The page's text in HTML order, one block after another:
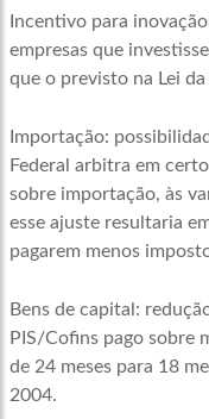
Incentivo para
empresas que
que o previsto na Lei
Importação:
Federal arbitra em
sobre importação, às
esse ajuste resultaria
pagarem menos
Bens de capital:
PIS/Cofins pago sobre
de 24 meses para 18
2004.